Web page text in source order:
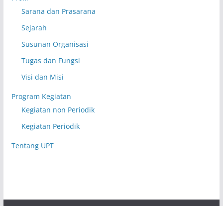
Sarana dan Prasarana
Sejarah
Susunan Organisasi
Tugas dan Fungsi
Visi dan Misi
Program Kegiatan
Kegiatan non Periodik
Kegiatan Periodik
Tentang UPT